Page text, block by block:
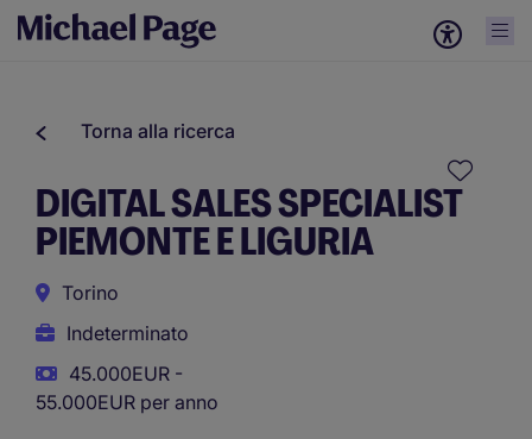
Torna alla ricerca
DIGITAL SALES SPECIALIST
PIEMONTE E LIGURIA
Torino
Indeterminato
45.000EUR -
55.000EUR per anno